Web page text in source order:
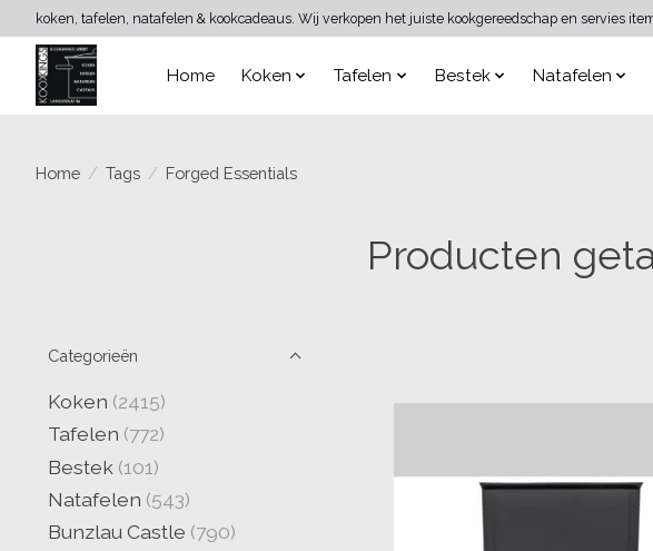
koken, tafelen, natafelen & kookcadeaus. Wij verkopen het juiste kookgereedschap en servies
Home Koken Tafelen Bestek Natafelen
Home / Tags / Forged Essentials
Producten
Categorieën
Koken (2415)
Tafelen (772)
Bestek (101)
Natafelen (543)
Bunzlau Castle (790)